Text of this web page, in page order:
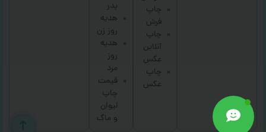
چاپ
فرش
چاپ
آنلاین
عکس
چاپ
عکس
پدر
هدیه
روز زن
هدیه
روز
مرد
قیمت
چاپ
لیوان
و ماگ